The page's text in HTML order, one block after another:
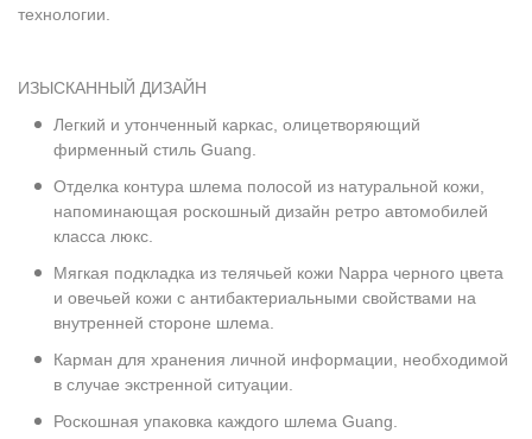
технологии.
ИЗЫСКАННЫЙ ДИЗАЙН
Легкий и утонченный каркас, олицетворяющий
фирменный стиль Guang.
Отделка контура шлема полосой из натуральной кожи,
напоминающая роскошный дизайн ретро автомобилей
класса люкс.
Мягкая подкладка из телячьей кожи Nappa черного цвета
и овечьей кожи с антибактериальными свойствами на
внутренней стороне шлема.
Карман для хранения личной информации, необходимой
в случае экстренной ситуации.
Роскошная упаковка каждого шлема Guang.